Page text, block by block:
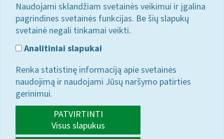
Naudojami sklandžiam svetainės veikimui ir įgalina
pagrindines svetainės funkcijas. Be šių slapukų
svetainė negali tinkamai veikti.
Analitiniai slapukai
Renka statistinę informaciją apie svetainės
naudojimą ir naudojami Jūsų naršymo patirties
gerinimui.
PATVIRTINTI
Visus slapukus